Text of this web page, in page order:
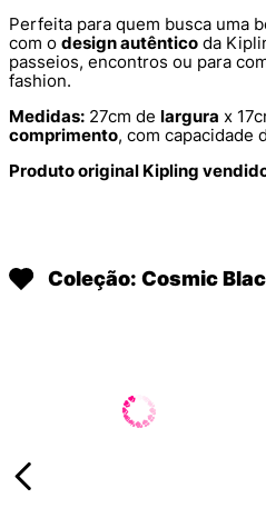
Perfeita para quem busca uma
com o design autêntico da
passeios, encontros ou para
fashion.
Medidas: 27cm de largura x
comprimento, com capacidade
Produto original Kipling
Coleção: Cosmic